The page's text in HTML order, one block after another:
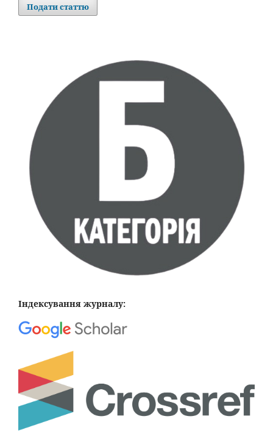
Подати статтю
Індексування журналу: